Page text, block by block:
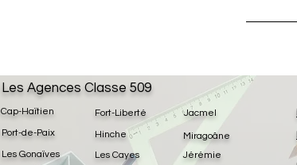
Fort-Liberté
Hinche
Les Cayes
Jacmel
Jérémie
Miragoâne
Les Agences Classe 509
Cap-Haïtien
Port-de-Paix
Les Gonaïves